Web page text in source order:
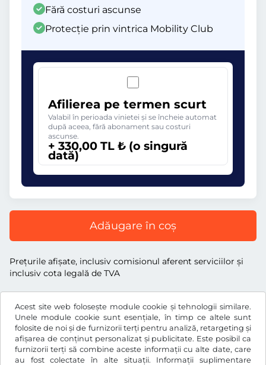
Acest site web folosește module cookie și tehnologii similare.
Unele module cookie sunt esențiale, în timp ce altele sunt
folosite de noi și de furnizorii terți pentru analiză, retargeting și
afișarea de conținut personalizat și publicitate. Este posibil ca
furnizorii terți să combine aceste informații cu alte date, care
au fost colectate în alte situații. Informații suplimentare
Fără costuri ascunse
Protecție prin vintrica Mobility Club
Afilierea pe termen scurt
Valabil în perioada vinietei și se încheie automat
după aceea, fără abonament sau costuri
ascunse.
+ 330,00 TL ₺ (o singură
dată)
Adăugare în coș
Preţurile afişate, inclusiv comisionul aferent serviciilor și
inclusiv cota legală de TVA
TL ₺TRY